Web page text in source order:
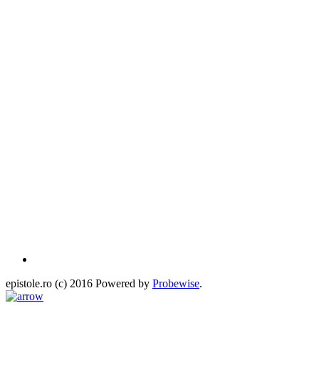
epistole.ro (c) 2016 Powered by Probewise.